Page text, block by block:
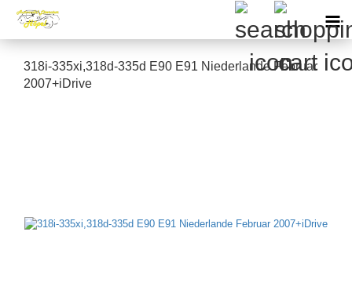
318i-335xi,318d-335d E90 E91 Niederlande Februar
2007+iDrive